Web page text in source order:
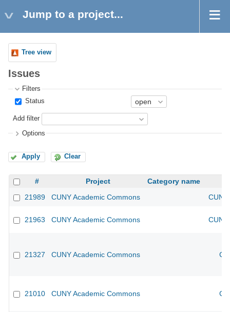
Jump to a project...
Tree view
Issues
Filters
Status
Add filter
Options
Apply Clear
# Project
Category name
21989
CUNY Academic Commons
21963 CUNY Academic Commons
21327 CUNY Academic Commons
21010 CUNY Academic Commons